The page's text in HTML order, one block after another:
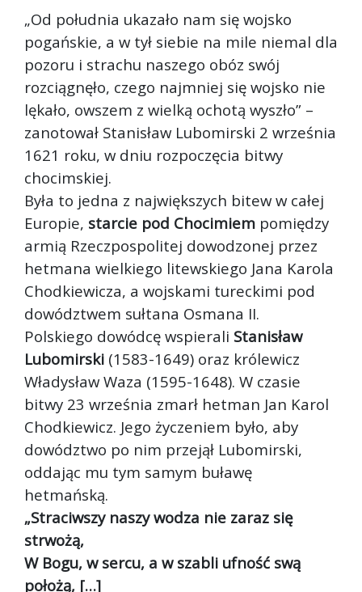
„Od południa ukazało nam się wojsko
pogańskie, a w tył siebie na mile niemal dla
pozoru i strachu naszego obóz swój
rozciągnęło, czego najmniej się wojsko nie
lękało, owszem z wielką ochotą wyszło” –
zanotował Stanisław Lubomirski 2 września
1621 roku, w dniu rozpoczęcia bitwy
chocimskiej.
Była to jedna z największych bitew w całej
Europie, starcie pod Chocimiem pomiędzy
armią Rzeczpospolitej dowodzonej przez
hetmana wielkiego litewskiego Jana Karola
Chodkiewicza, a wojskami tureckimi pod
dowództwem sułtana Osmana II.
Polskiego dowódcę wspierali Stanisław
Lubomirski (1583-1649) oraz królewicz
Władysław Waza (1595-1648). W czasie
bitwy 23 września zmarł hetman Jan Karol
Chodkiewicz. Jego życzeniem było, aby
dowództwo po nim przejął Lubomirski,
oddając mu tym samym buławę
hetmańską.
„Straciwszy naszy wodza nie zaraz się
strwożą,
W Bogu, w sercu, a w szabli ufność swą
położą, […]